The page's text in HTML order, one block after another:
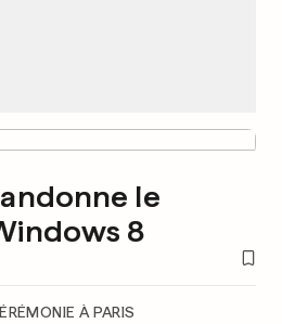
le
8
À PARIS